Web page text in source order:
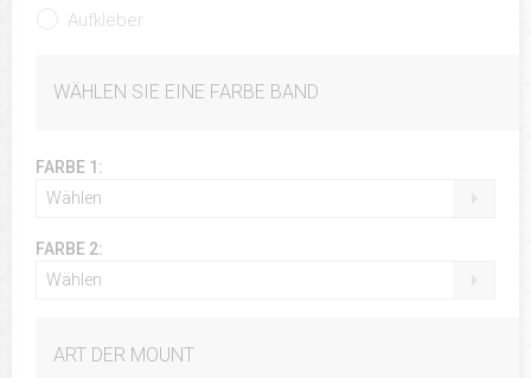
Aufkleber
WÄHLEN SIE EINE FARBE BAND
FARBE 1:
Wählen
FARBE 2:
Wählen
ART DER MOUNT